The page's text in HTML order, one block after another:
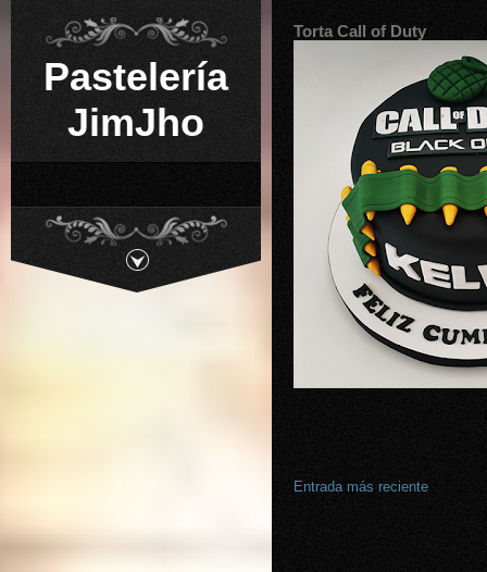
Pastelería
JimJho
Torta Call of Duty
Entrada más reciente